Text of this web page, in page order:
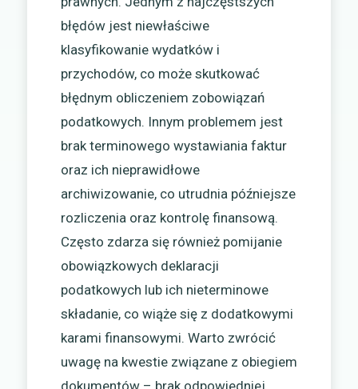
błędów jest niewłaściwe
klasyfikowanie wydatków i
przychodów, co może skutkować
błędnym obliczeniem zobowiązań
podatkowych. Innym problemem jest
brak terminowego wystawiania faktur
oraz ich nieprawidłowe
archiwizowanie, co utrudnia późniejsze
rozliczenia oraz kontrolę finansową.
Często zdarza się również pomijanie
obowiązkowych deklaracji
podatkowych lub ich nieterminowe
składanie, co wiąże się z dodatkowymi
karami finansowymi. Warto zwrócić
uwagę na kwestie związane z obiegiem
dokumentów – brak odpowiedniej